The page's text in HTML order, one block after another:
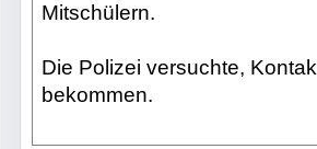
Mitschülern.
Die Polizei versuchte,
bekommen.